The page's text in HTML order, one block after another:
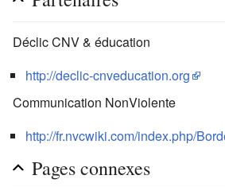
Déclic CNV & éducation
http://declic-cnveducation.org
Communication NonViolente
http://fr.nvcwiki.com/index.php/
Pages connexes